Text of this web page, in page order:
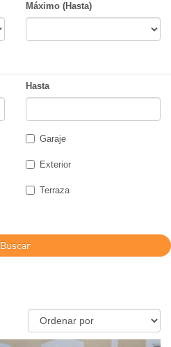
Máximo (Hasta)
Hasta
Garaje
Exterior
Terraza
Buscar